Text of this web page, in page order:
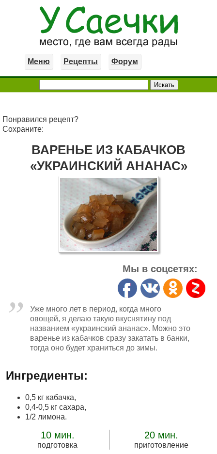
Меню Рецепты Форум
Понравился рецепт?
Сохраните:
ВАРЕНЬЕ ИЗ КАБАЧКОВ
«УКРАИНСКИЙ АНАНАС»
Мы в соцсетях:
Уже много лет в период, когда много
овощей, я делаю такую вкуснятину под
названием «украинский ананас». Можно это
варенье из кабачков сразу закатать в банки,
тогда оно будет храниться до зимы.
Ингредиенты:
0,5 кг кабачка,
0,4-0,5 кг сахара,
1/2 лимона.
10 мин.
подготовка
20 мин.
приготовление